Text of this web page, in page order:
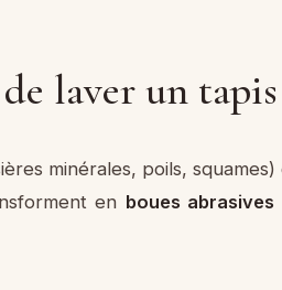
laver un tapis
minérales, poils,
en boues abrasives